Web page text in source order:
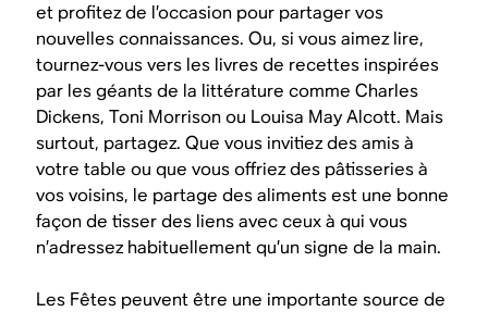
et profitez de l’occasion pour partager vos
nouvelles connaissances. Ou, si vous aimez lire,
tournez-vous vers les livres de recettes inspirées
par les géants de la littérature comme Charles
Dickens, Toni Morrison ou Louisa May Alcott. Mais
surtout, partagez. Que vous invitiez des amis à
votre table ou que vous offriez des pâtisseries à
vos voisins, le partage des aliments est une bonne
façon de tisser des liens avec ceux à qui vous
n’adressez habituellement qu’un signe de la main.
Les Fêtes peuvent être une importante source de